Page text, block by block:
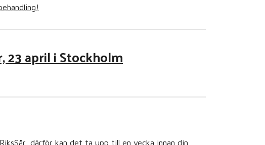
23 april i Stockholm
därför kan det ta upp till en vecka innan din